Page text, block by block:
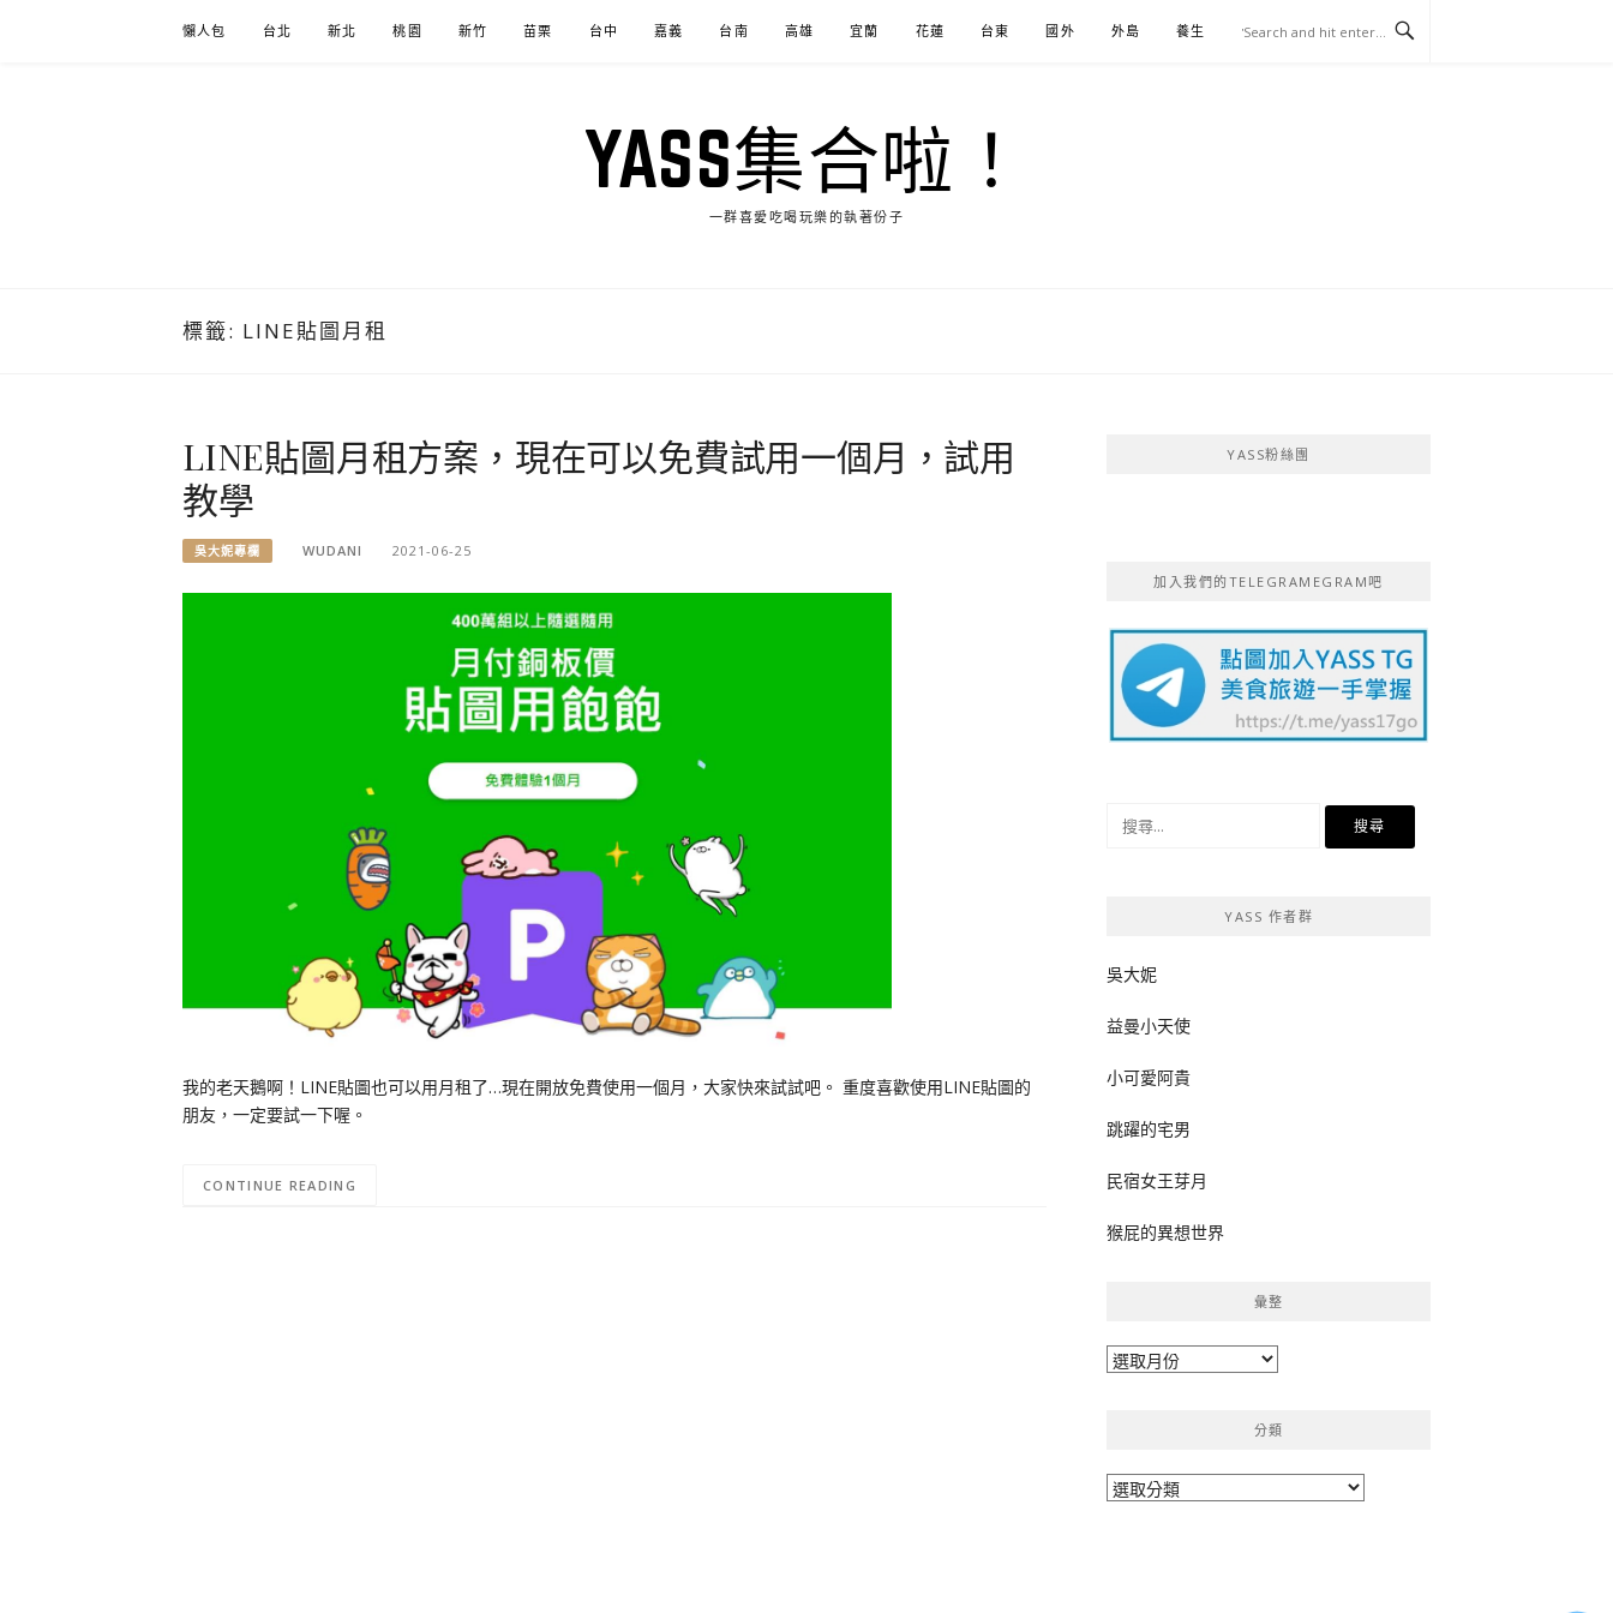
懶人包 台北 新北 桃園 新竹 苗栗 台中 嘉義 台南 高雄 宜蘭 花蓮 台東 國外 外島 養生 伴手禮
YASS集合啦！
一群喜愛吃喝玩樂的執著份子
標籤: LINE貼圖月租
LINE貼圖月租方案，現在可以免費試用一個月，試用
教學
吳大妮專欄 WUDANI 2021-06-25
我的老天鵝啊！LINE貼圖也可以用月租了…現在開放免費使用一個月，大家快來試試吧。 重度喜歡使用LINE貼圖的
朋友，一定要試一下喔。
CONTINUE READING
YASS粉絲團
加入我們的TELEGRAMEGRAM吧
YASS 作者群
吳大妮
益曼小天使
小可愛阿貴
跳躍的宅男
民宿女王芽月
猴屁的異想世界
彙整
彙
分類
分